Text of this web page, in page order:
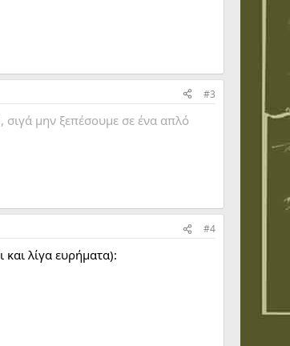
#3
σιγά μην ξεπέσουμε σε ένα απλό
#4
λίγα ευρήματα):